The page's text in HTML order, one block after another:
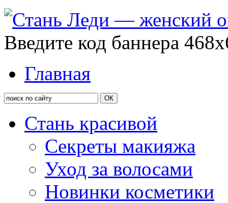
Введите код баннера
Главная
Стань красивой
Секреты макияжа
Уход за волосами
Новинки косметики